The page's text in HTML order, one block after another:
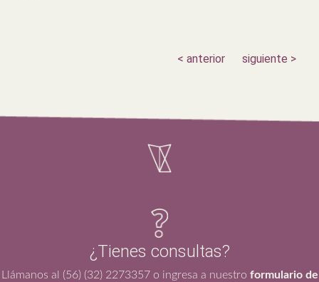
< anterior siguiente >
¿Tienes consultas?
Llámanos al (56) (32) 2273357 o ingresa a nuestro formulario de